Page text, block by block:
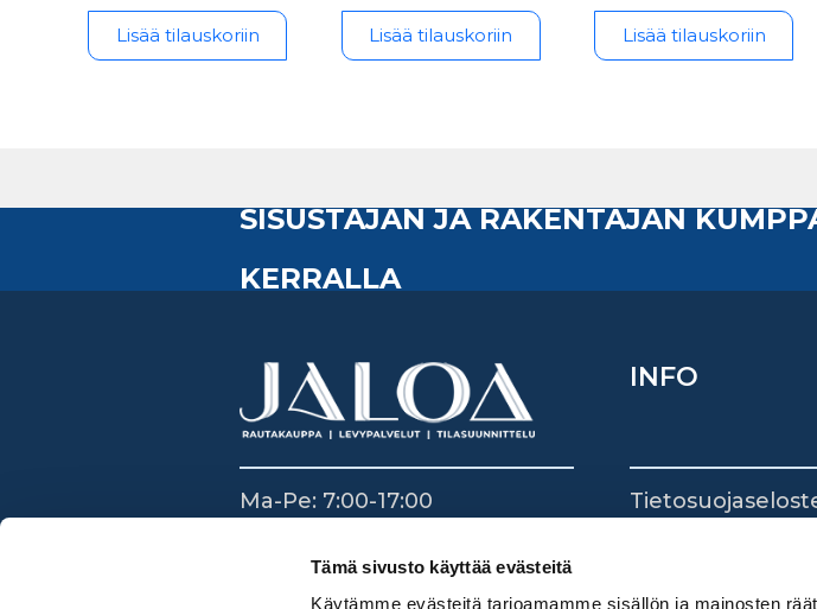
Tämä sivusto käyttää evästeitä
Käytämme evästeitä tarjoamamme sisällön ja mainosten
Lisää tilauskoriin Lisää tilauskoriin Lisää tilauskoriin
SISUSTAJAN JA RAKENTAJAN
KERRALLA
Ma-Pe: 7:00-17:00
Su: Suljettu
INFO